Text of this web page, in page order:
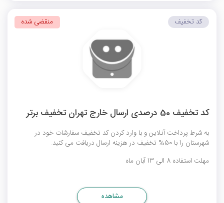
کد تخفیف 50 درصدی ارسال خارج تهران تخفیف برتر
به شرط پرداخت آنلاین و با وارد کردن کد تخفیف سفارشات خود در
شهرستان را با 50% تخفیف در هزینه ارسال دریافت می کنید.
مهلت استفاده 8 الی 13 آبان ماه
کد تخفیف منقضی شده
مشاهده